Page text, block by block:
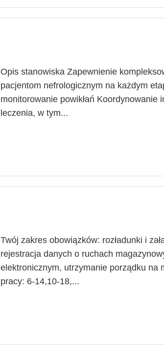
Opis stanowiska Zapewnienie
pacjentom nefrologicznym na każdym
monitorowanie powikłań Koordynowanie
leczenia, w tym...
Twój zakres obowiązków: rozładunki i
rejestracja danych o ruchach
elektronicznym, utrzymanie porządku na
pracy: 6-14,10-18,...